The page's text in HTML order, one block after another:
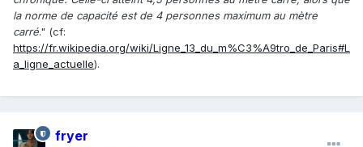
la norme de capacité est de 4 personnes maximum au mètre
carré." (cf:
https://fr.wikipedia.org/wiki/Ligne_13_du_m%C3%A9tro_de_Paris#L
a_ligne_actuelle).
fryer